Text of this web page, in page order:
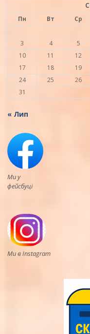
Пн Вт Ср
3
4 5
10
11 12
17
18 19
24
25 26
31
« Лип
Ми у
фейсбуці
Ми в Instagram